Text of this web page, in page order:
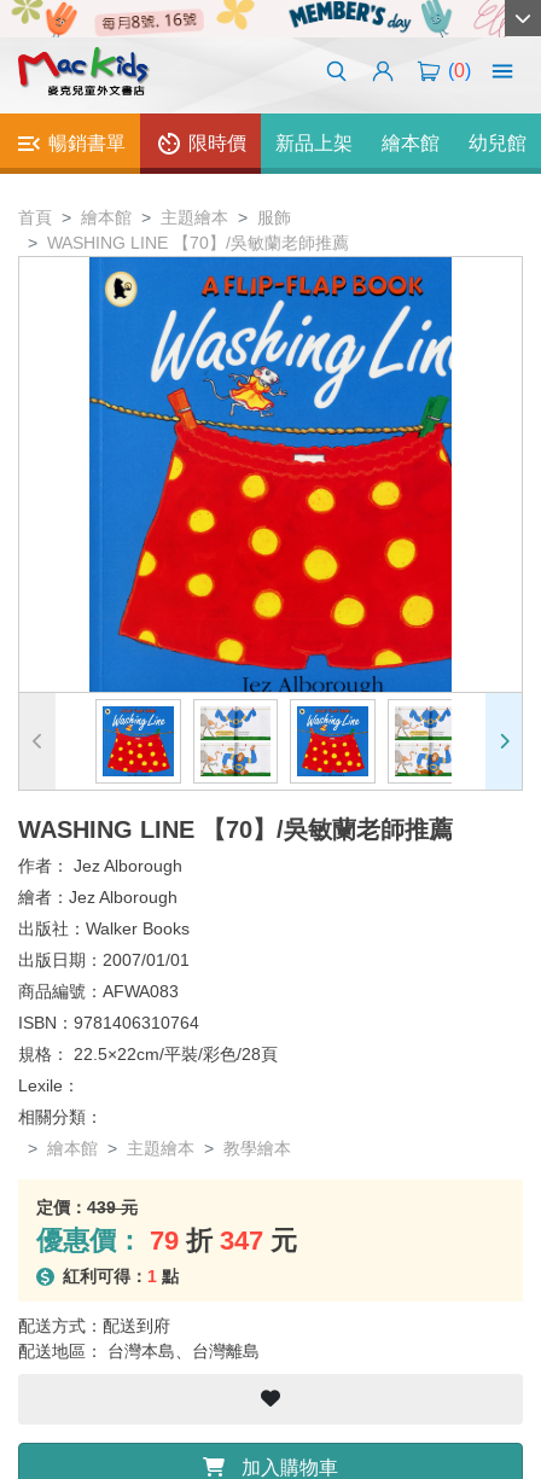
(0)
暢銷書單 限時價 新品上架 繪本館 幼兒館
首頁 繪本館 主題繪本
服飾
WASHING LINE 【70】/吳敏蘭老師推薦
WASHING LINE 【70】/吳敏蘭老師推薦
作者： Jez Alborough
繪者： Jez Alborough
出版社： Walker Books
出版日期： 2007/01/01
商品編號： AFWA083
ISBN： 9781406310764
規格： 22.5×22cm/平裝/彩色/28頁
Lexile：
相關分類：
繪本館
主題繪本 教學繪本
定價： 439 元
優惠價： 79 折 347 元
紅利可得： 1 點
配送方式：配送到府
配送地區： 台灣本島、台灣離島
加入購物車